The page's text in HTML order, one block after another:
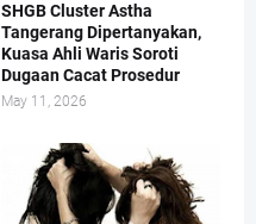
SHGB Cluster Astha
Tangerang Dipertanyakan,
Kuasa Ahli Waris Soroti
Dugaan Cacat Prosedur
May 11, 2026